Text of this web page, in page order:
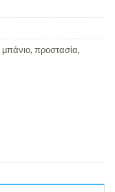
μπάνιο, προστασία,